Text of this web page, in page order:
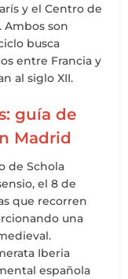
y el Centro de
Ambos son
busca
entre Francia y
al siglo XII.
guía de
Madrid
de Schola
el 8 de
que recorren
una
Iberia
española